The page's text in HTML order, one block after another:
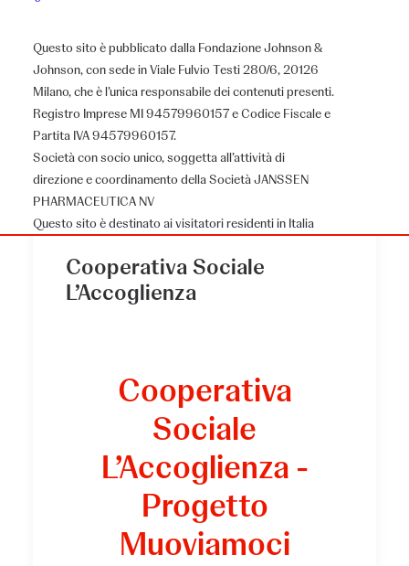
Questo sito è pubblicato dalla Fondazione Johnson &
Johnson, con sede in Viale Fulvio Testi 280/6, 20126
Milano, che è l’unica responsabile dei contenuti presenti.
Registro Imprese MI 94579960157 e Codice Fiscale e
Partita IVA 94579960157.
Società con socio unico, soggetta all’attività di
direzione e coordinamento della Società JANSSEN
PHARMACEUTICA NV
Questo sito è destinato ai visitatori residenti in Italia
Cooperativa Sociale
L’Accoglienza
Cooperativa
Sociale
L’Accoglienza -
Progetto
Muoviamoci